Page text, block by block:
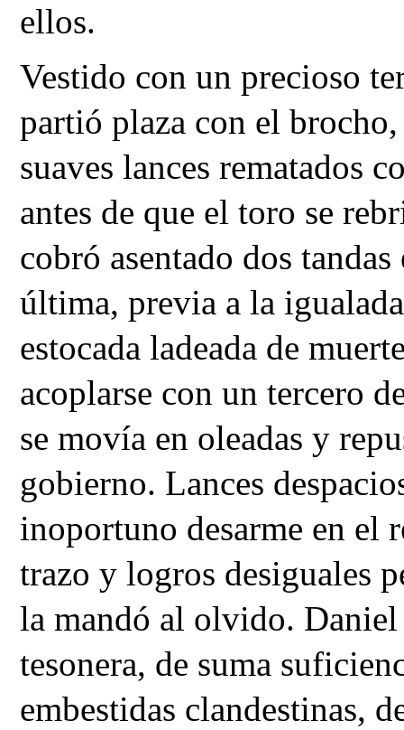
ellos.
Vestido con un precioso
partió plaza con el
suaves lances rematados
antes de que el toro se
cobró asentado dos
última, previa a la
estocada ladeada de
acoplarse con un tercero
se movía en oleadas y
gobierno. Lances
inoportuno desarme en el
trazo y logros desiguales
la mandó al olvido. Daniel
tesonera, de suma
embestidas clandestinas,